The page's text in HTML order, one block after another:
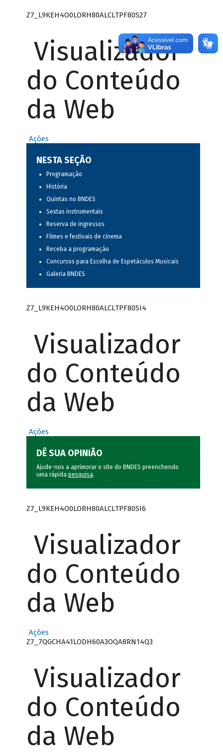
Z7_L9KEH4O0LORH80ALCLTPF80S27
Visualizador
do Conteúdo
da Web
Ações
NESTA SEÇÃO
Programação
História
Quintas no BNDES
Sextas instrumentais
Reserva de ingressos
Filmes e festivais de cinema
Receba a programação
Concursos para Escolha de Espetáculos Musicais
Galeria BNDES
Z7_L9KEH4O0LORH80ALCLTPF80SI4
Visualizador
do Conteúdo
da Web
Ações
DÊ SUA OPINIÃO
Ajude-nos a aprimorar o site do BNDES preenchendo
uma rápida pesquisa.
Z7_L9KEH4O0LORH80ALCLTPF80SI6
Visualizador
do Conteúdo
da Web
Ações
Z7_7QGCHA41LODH60A3OQA8RN14Q3
Visualizador
do Conteúdo
da Web